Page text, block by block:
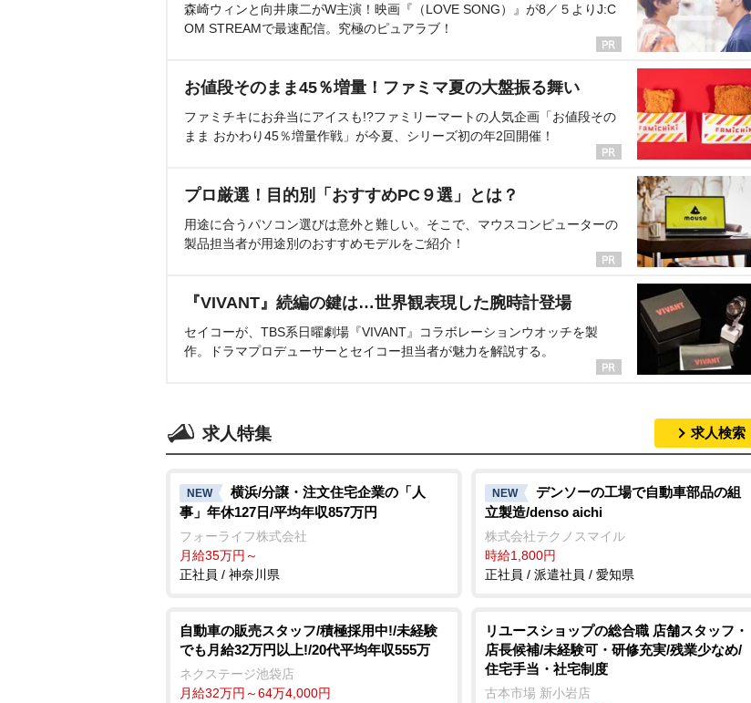
森崎ウィンと向井康二がW主演！映画『（LOVE SONG）』が8／５よりJ:C
OM STREAMで最速配信。究極のピュアラブ！
お値段そのまま45％増量！ファミマ夏の大盤振る舞い
ファミチキにお弁当にアイスも!?ファミリーマートの人気企画「お値段その
まま おかわり45％増量作戦」が今夏、シリーズ初の年2回開催！
プロ厳選！目的別「おすすめPC９選」とは？
用途に合うパソコン選びは意外と難しい。そこで、マウスコンピューターの
製品担当者が用途別のおすすめモデルをご紹介！
『VIVANT』続編の鍵は…世界観表現した腕時計登場
セイコーが、TBS系日曜劇場『VIVANT』コラボレーションウオッチを製
作。ドラマプロデューサーとセイコー担当者が魅力を解説する。
求人特集 求人検索
NEW
横浜/分譲・注文住宅企業の「人
事」年休127日/平均年収857万円
フォーライフ株式会社
月給35万円～
正社員 / 神奈川県
NEW
デンソーの工場で自動車部品の組
立製造/denso aichi
株式会社テクノスマイル
時給1,800円
正社員 / 派遣社員 / 愛知県
自動車の販売スタッフ/積極採用中!/未経験
でも月給32万円以上!/20代平均年収555万
ネクステージ池袋店
月給32万円～64万4,000円
リユースショップの総合職 店舗スタッフ・
店長候補/未経験可・研修充実/残業少なめ/
住宅手当・社宅制度
古本市場 新小岩店